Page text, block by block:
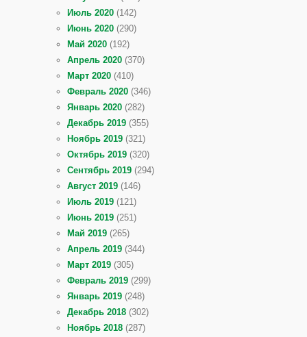
Июль 2020 (142)
Июнь 2020 (290)
Май 2020 (192)
Апрель 2020 (370)
Март 2020 (410)
Февраль 2020 (346)
Январь 2020 (282)
Декабрь 2019 (355)
Ноябрь 2019 (321)
Октябрь 2019 (320)
Сентябрь 2019 (294)
Август 2019 (146)
Июль 2019 (121)
Июнь 2019 (251)
Май 2019 (265)
Апрель 2019 (344)
Март 2019 (305)
Февраль 2019 (299)
Январь 2019 (248)
Декабрь 2018 (302)
Ноябрь 2018 (287)